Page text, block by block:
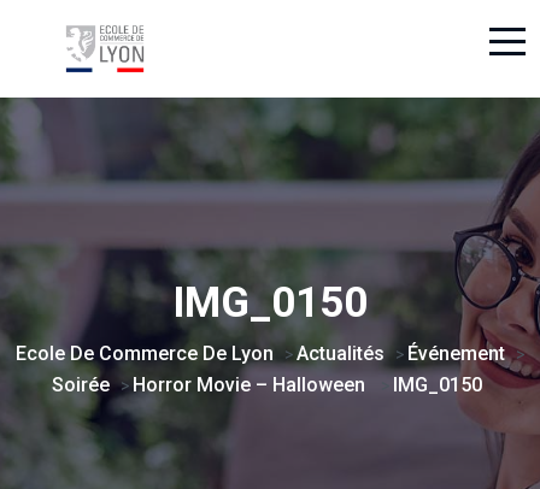
IMG_0150
Ecole De Commerce De Lyon >Actualités > Événement >
Soirée > Horror Movie – Halloween ​ IMG_0150